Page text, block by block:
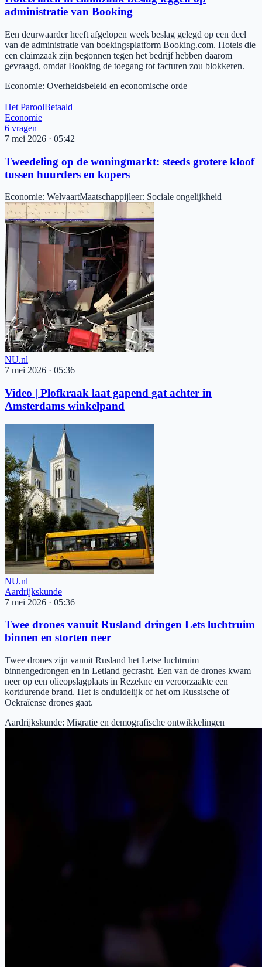
administratie van Booking
Een deurwaarder heeft afgelopen week beslag gelegd op een deel
van de administratie van boekingsplatform Booking.com. Hotels die
een claimzaak zijn begonnen tegen het bedrijf hebben daarom
gevraagd, omdat Booking de toegang tot facturen zou blokkeren.
Economie: Overheidsbeleid en economische orde
Het ParoolBetaald
Economie
6 vragen
7 mei 2026 · 05:42
Tweedeling op de woningmarkt: steeds grotere kloof
tussen huurders en kopers
Economie: WelvaartMaatschappijleer: Sociale ongelijkheid
NU.nl
7 mei 2026 · 05:36
Video | Plofkraak laat gapend gat achter in
Amsterdams winkelpand
NU.nl
Aardrijkskunde
7 mei 2026 · 05:36
Twee drones vanuit Rusland dringen Lets luchtruim
binnen en storten neer
Twee drones zijn vanuit Rusland het Letse luchtruim
binnengedrongen en in Letland gecrasht. Een van de drones kwam
neer op een olieopslagplaats in Rezekne en veroorzaakte een
kortdurende brand. Het is onduidelijk of het om Russische of
Oekraïense drones gaat.
Aardrijkskunde: Migratie en demografische ontwikkelingen